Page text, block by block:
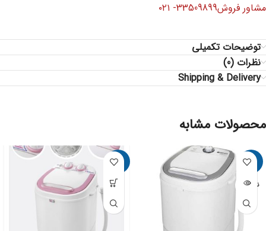
مشاور فروش33509899- ۰۲۱
توضیحات تکمیلی
نظرات (0)
Shipping & Delivery
محصولات مشابه
-10%
ناموجود
-10%